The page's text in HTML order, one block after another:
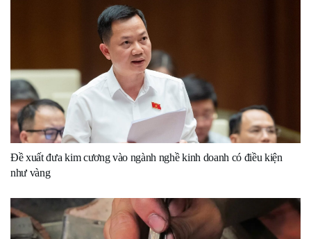
Đề xuất đưa kim cương vào ngành nghề kinh doanh có điều kiện
như vàng